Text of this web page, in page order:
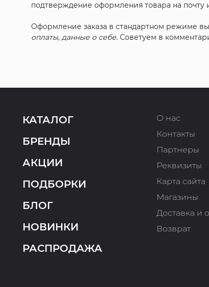
подтверждение оформления товара на почту
Оформление заказа в стандартном режиме
оплаты,данные о себе. Советуем в
КАТАЛОГ
БРЕНДЫ
АКЦИИ
ПОДБОРКИ
БЛОГ
НОВИНКИ
РАСПРОДАЖА
О нас
Контакты
Партнеры
Реквизиты
Карта сайта
Магазины
Доставка и
Возврат